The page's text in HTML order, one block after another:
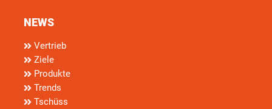
NEWS
Vertrieb
Ziele
Produkte
Trends
Tschüss